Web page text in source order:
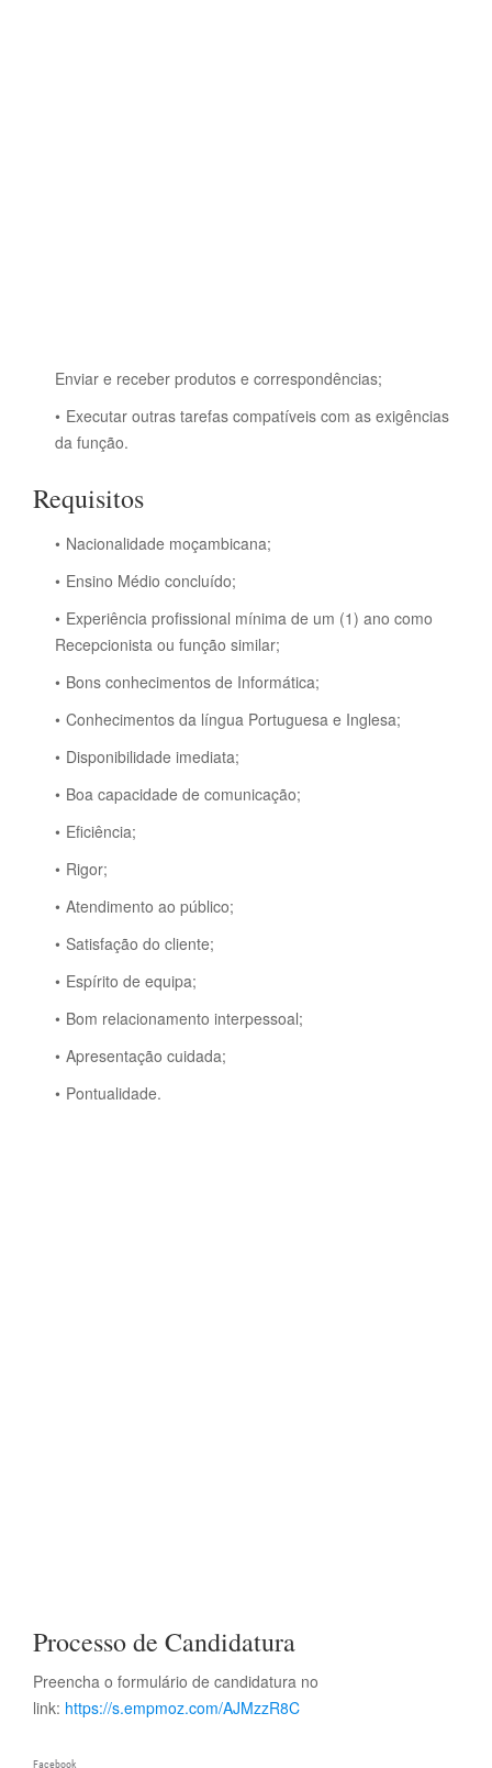
Enviar e receber produtos e correspondências;
Executar outras tarefas compatíveis com as exigências
da função.
Requisitos
Nacionalidade moçambicana;
Ensino Médio concluído;
Experiência profissional mínima de um (1) ano como
Recepcionista ou função similar;
Bons conhecimentos de Informática;
Conhecimentos da língua Portuguesa e Inglesa;
Disponibilidade imediata;
Boa capacidade de comunicação;
Eficiência;
Rigor;
Atendimento ao público;
Satisfação do cliente;
Espírito de equipa;
Bom relacionamento interpessoal;
Apresentação cuidada;
Pontualidade.
Processo de Candidatura
Preencha o formulário de candidatura no
link: https://s.empmoz.com/AJMzzR8C
Facebook